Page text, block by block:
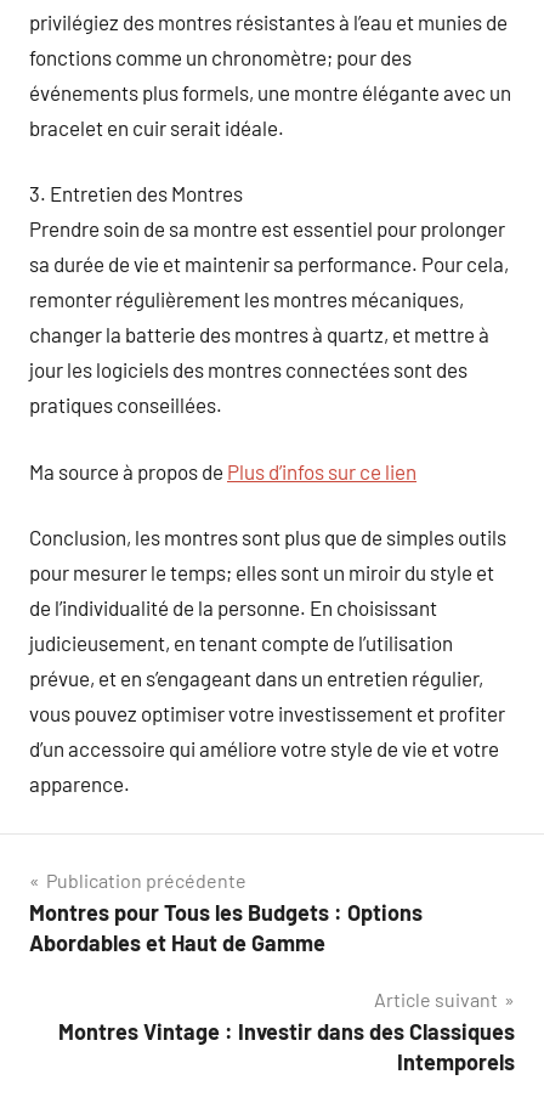
privilégiez des montres résistantes à l’eau et munies de
fonctions comme un chronomètre; pour des
événements plus formels, une montre élégante avec un
bracelet en cuir serait idéale.
3. Entretien des Montres
Prendre soin de sa montre est essentiel pour prolonger
sa durée de vie et maintenir sa performance. Pour cela,
remonter régulièrement les montres mécaniques,
changer la batterie des montres à quartz, et mettre à
jour les logiciels des montres connectées sont des
pratiques conseillées.
Ma source à propos de Plus d’infos sur ce lien
Conclusion, les montres sont plus que de simples outils
pour mesurer le temps; elles sont un miroir du style et
de l’individualité de la personne. En choisissant
judicieusement, en tenant compte de l’utilisation
prévue, et en s’engageant dans un entretien régulier,
vous pouvez optimiser votre investissement et profiter
d’un accessoire qui améliore votre style de vie et votre
apparence.
Navigation
de
Publication précédente
Montres pour Tous les Budgets : Options
Abordables et Haut de Gamme
Article suivant
Montres Vintage : Investir dans des Classiques
Intemporels